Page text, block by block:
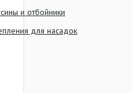
и отбойники
для насадок